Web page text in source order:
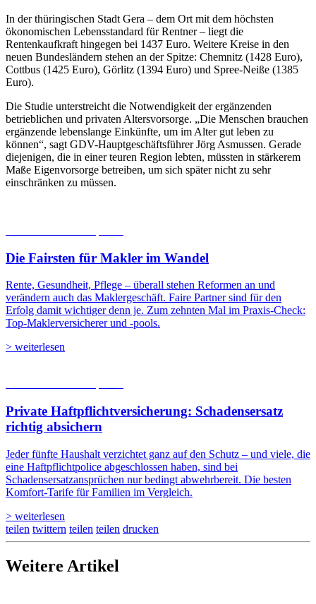
In der thüringischen Stadt Gera – dem Ort mit dem höchsten
ökonomischen Lebensstandard für Rentner – liegt die
Rentenkaufkraft hingegen bei 1437 Euro. Weitere Kreise in den
neuen Bundesländern stehen an der Spitze: Chemnitz (1428 Euro),
Cottbus (1425 Euro), Görlitz (1394 Euro) und Spree-Neiße (1385
Euro).
Die Studie unterstreicht die Notwendigkeit der ergänzenden
betrieblichen und privaten Altersvorsorge. „Die Menschen brauchen
ergänzende lebenslange Einkünfte, um im Alter gut leben zu
können“, sagt GDV-Hauptgeschäftsführer Jörg Asmussen. Gerade
diejenigen, die in einer teuren Region lebten, müssten in stärkerem
Maße Eigenvorsorge betreiben, um sich später nicht zu sehr
einschränken zu müssen.
Die Fairsten für Makler im Wandel
Rente, Gesundheit, Pflege – überall stehen Reformen an und
verändern auch das Maklergeschäft. Faire Partner sind für den
Erfolg damit wichtiger denn je. Zum zehnten Mal im Praxis-Check:
Top-Maklerversicherer und -pools.
> weiterlesen
Private Haftpflicht­versicherung: Schadensersatz
richtig absichern
Jeder fünfte Haushalt verzichtet ganz auf den Schutz – und viele, die
eine Haftpflichtpolice abgeschlossen haben, sind bei
Schadensersatzansprüchen nur bedingt abwehrbereit. Die besten
Komfort-Tarife für Familien im Vergleich.
> weiterlesen
teilen twittern teilen teilen drucken
Weitere Artikel